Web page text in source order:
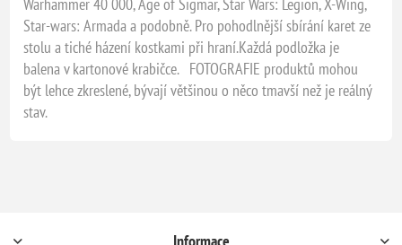
Warhammer 40 000, Age of Sigmar, Star Wars: Legion, X-Wing,
Star-wars: Armada a podobně. Pro pohodlnější sbírání karet ze
stolu a tiché házení kostkami při hraní.Každá podložka je
balena v kartonové krabičce. FOTOGRAFIE produktů mohou
být lehce zkreslené, bývají většinou o něco tmavší než je reálný
stav.